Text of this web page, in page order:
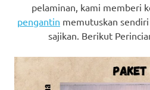
pelaminan, kami memberi
pengantin memutuskan
sajikan. Berikut